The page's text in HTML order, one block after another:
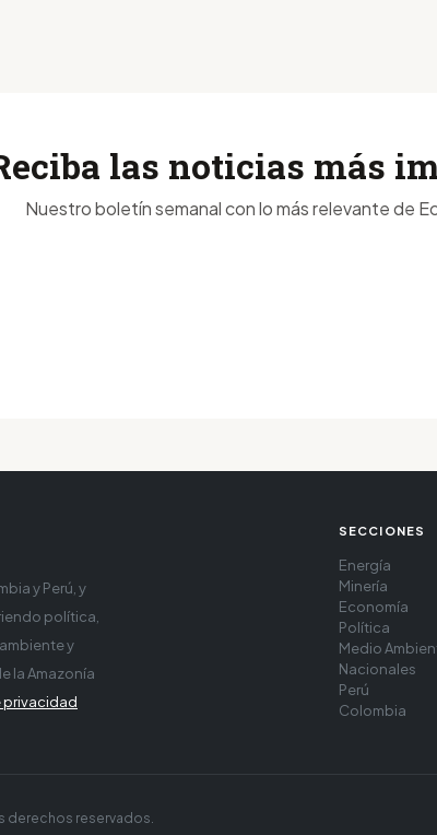
las noticias más
Nuestro boletín semanal con lo más relevante de
y Perú, y
política,
y
la Amazonía
privacidad
SECCIONES
Energía
Minería
Economía
Política
Medio
Nacionales
Perú
Colombia
derechos reservados.